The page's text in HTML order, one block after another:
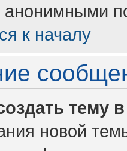
анонимными
к началу
тему
новой